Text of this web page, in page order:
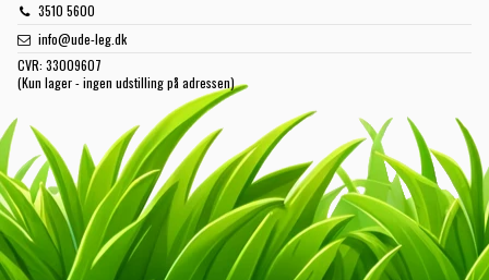
3510 5600
info@ude-leg.dk
CVR: 33009607
(Kun lager - ingen udstilling på adressen)